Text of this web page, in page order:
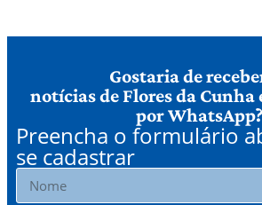
Gostaria de
notícias de Flores da Cunha
por WhatsApp?
Preencha o formulário
se cadastrar